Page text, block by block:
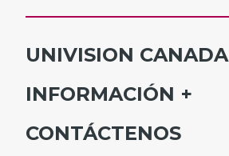
UNIVISION CANADA
INICIO
PROGRAMAS
INFORMACIÓN
SUSCRÍBETE
CONTÁCTENOS